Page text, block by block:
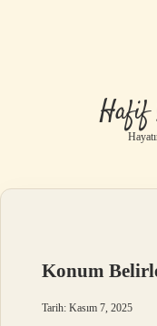
Hafif
Konum
Tarih: Kasım 7, 2025